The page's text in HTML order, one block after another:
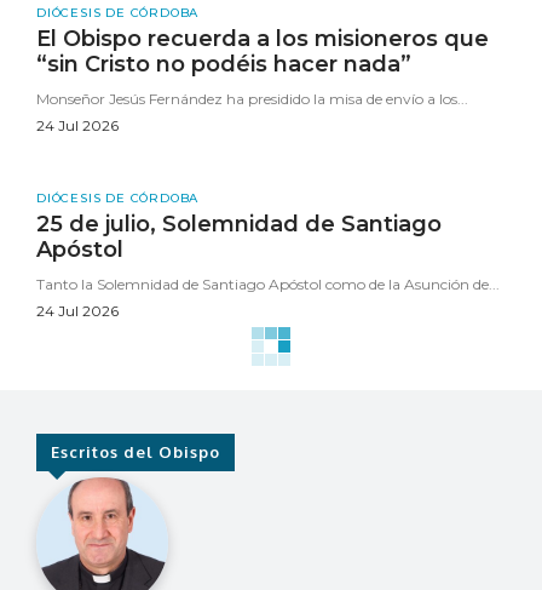
DIÓCESIS DE CÓRDOBA
El Obispo recuerda a los misioneros que
“sin Cristo no podéis hacer nada”
Monseñor Jesús Fernández ha presidido la misa de envío a los...
24 Jul 2026
DIÓCESIS DE CÓRDOBA
25 de julio, Solemnidad de Santiago
Apóstol
Tanto la Solemnidad de Santiago Apóstol como de la Asunción de...
24 Jul 2026
Escritos del Obispo